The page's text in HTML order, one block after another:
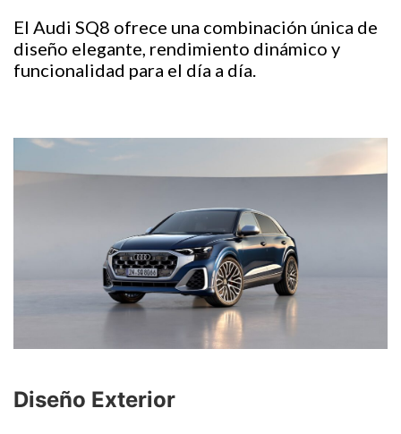
El Audi SQ8 ofrece una combinación única de
diseño elegante, rendimiento dinámico y
funcionalidad para el día a día.
Diseño Exterior